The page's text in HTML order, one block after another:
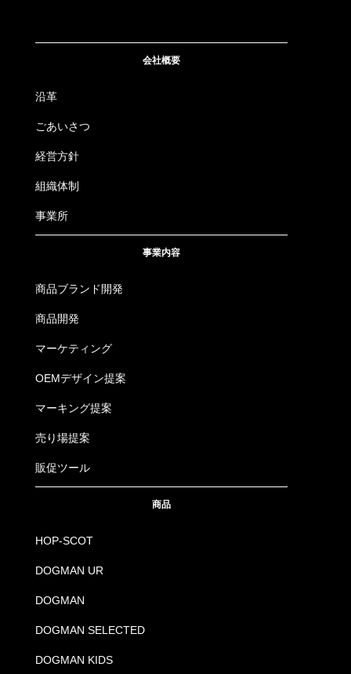
会社概要
沿革
ごあいさつ
経営方針
組織体制
事業所
事業内容
商品ブランド開発
商品開発
マーケティング
OEMデザイン提案
マーキング提案
売り場提案
販促ツール
商品
HOP-SCOT
DOGMAN UR
DOGMAN
DOGMAN SELECTED
DOGMAN KIDS